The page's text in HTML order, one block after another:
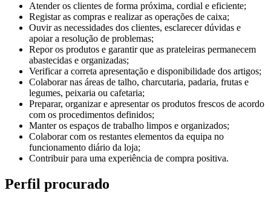
Atender os clientes de forma próxima, cordial e eficiente;
Registar as compras e realizar as operações de caixa;
Ouvir as necessidades dos clientes, esclarecer dúvidas e
apoiar a resolução de problemas;
Repor os produtos e garantir que as prateleiras permanecem
abastecidas e organizadas;
Verificar a correta apresentação e disponibilidade dos artigos;
Colaborar nas áreas de talho, charcutaria, padaria, frutas e
legumes, peixaria ou cafetaria;
Preparar, organizar e apresentar os produtos frescos de acordo
com os procedimentos definidos;
Manter os espaços de trabalho limpos e organizados;
Colaborar com os restantes elementos da equipa no
funcionamento diário da loja;
Contribuir para uma experiência de compra positiva.
Perfil procurado